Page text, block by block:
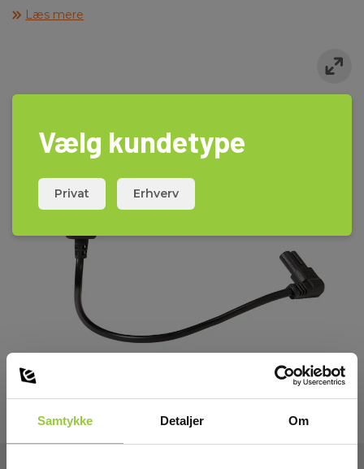
Samtykke Detaljer Om
Læs mere
Vælg kundetype
Privat Erhverv